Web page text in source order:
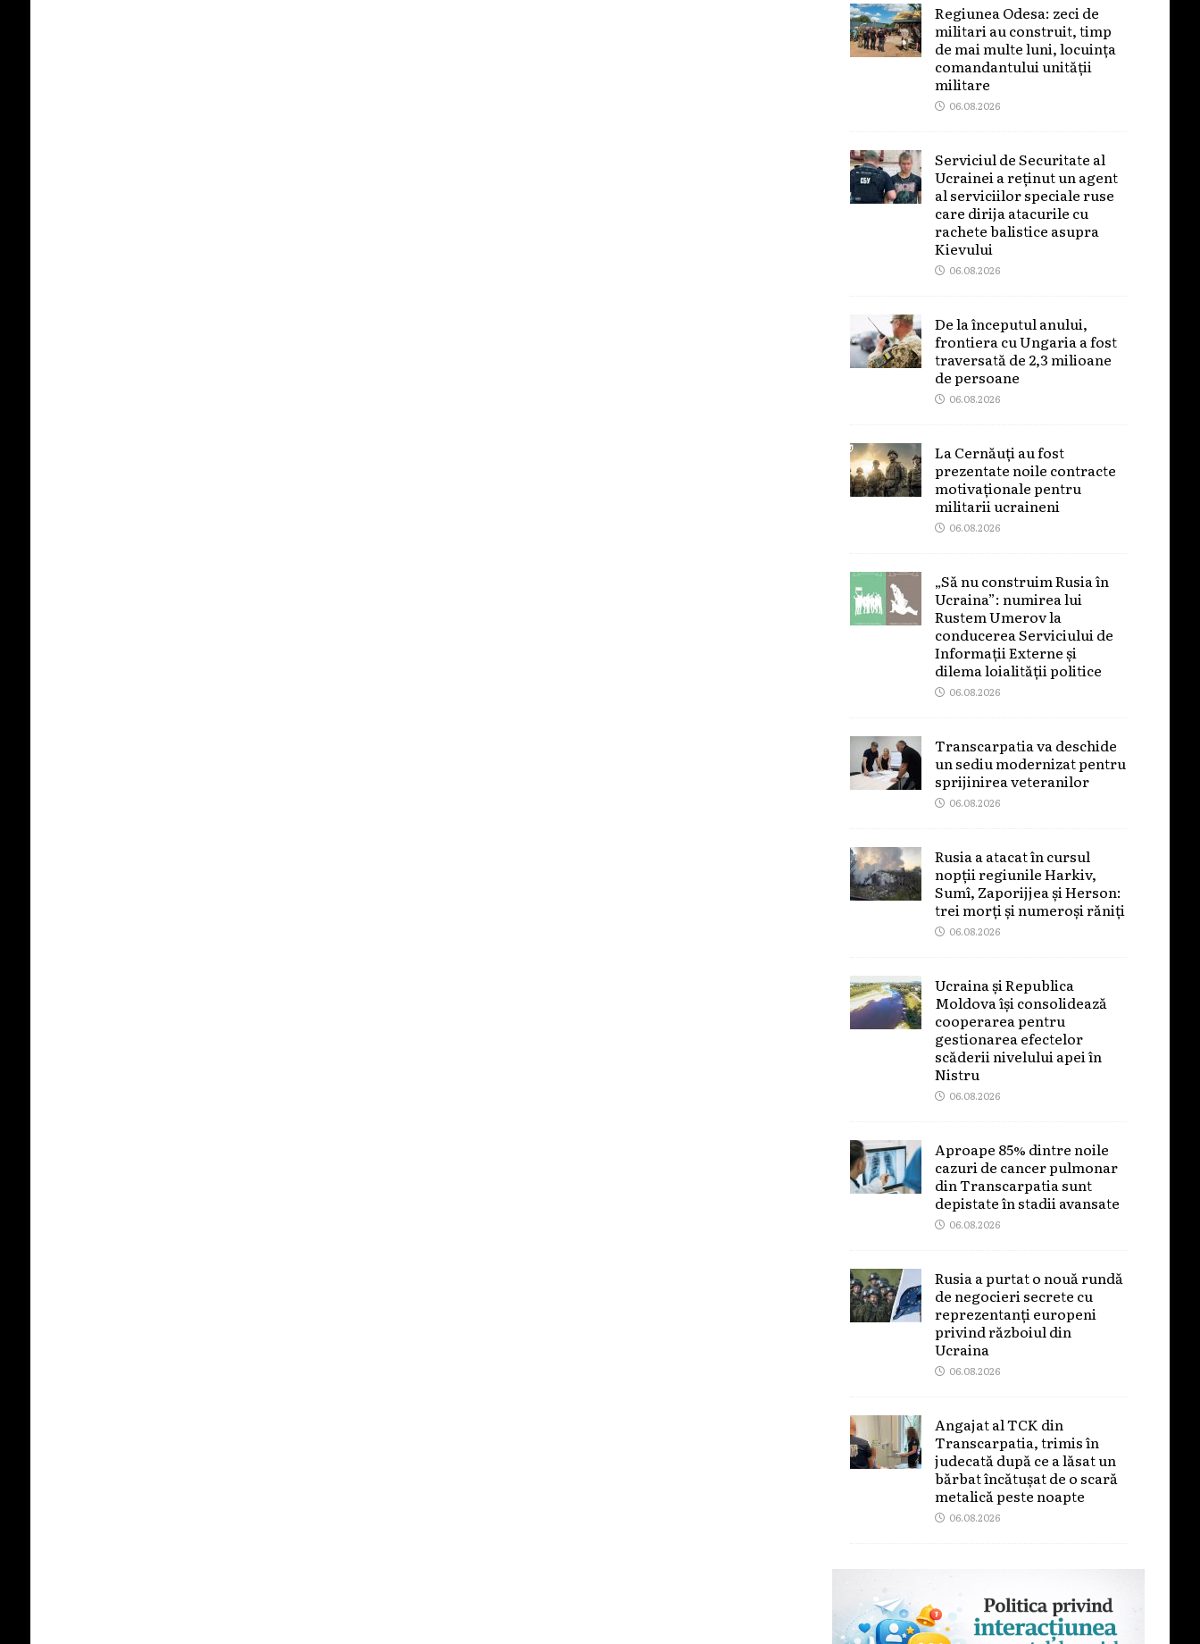
Regiunea Odesa: zeci de
militari au construit, timp
de mai multe luni, locuința
comandantului unității
militare
06.08.2026
Serviciul de Securitate al
Ucrainei a reținut un agent
al serviciilor speciale ruse
care dirija atacurile cu
rachete balistice asupra
Kievului
06.08.2026
De la începutul anului,
frontiera cu Ungaria a fost
traversată de 2,3 milioane
de persoane
06.08.2026
La Cernăuți au fost
prezentate noile contracte
motivaționale pentru
militarii ucraineni
06.08.2026
„Să nu construim Rusia în
Ucraina”: numirea lui
Rustem Umerov la
conducerea Serviciului de
Informații Externe și
dilema loialității politice
06.08.2026
Transcarpatia va deschide
un sediu modernizat pentru
sprijinirea veteranilor
06.08.2026
Rusia a atacat în cursul
nopții regiunile Harkiv,
Sumî, Zaporijjea și Herson:
trei morți și numeroși răniți
06.08.2026
Ucraina și Republica
Moldova își consolidează
cooperarea pentru
gestionarea efectelor
scăderii nivelului apei în
Nistru
06.08.2026
Aproape 85% dintre noile
cazuri de cancer pulmonar
din Transcarpatia sunt
depistate în stadii avansate
06.08.2026
Rusia a purtat o nouă rundă
de negocieri secrete cu
reprezentanți europeni
privind războiul din
Ucraina
06.08.2026
Angajat al TCK din
Transcarpatia, trimis în
judecată după ce a lăsat un
bărbat încătușat de o scară
metalică peste noapte
06.08.2026